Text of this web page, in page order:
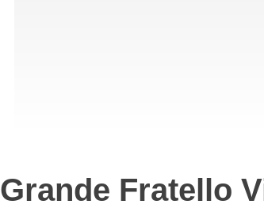
Grande Fratello